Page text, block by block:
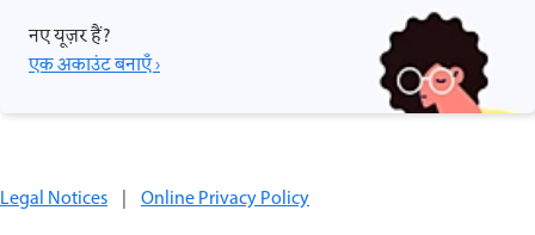
नए यूज़र हैं?
एक अकाउंट बनाएँ ›
Legal Notices Online Privacy Policy